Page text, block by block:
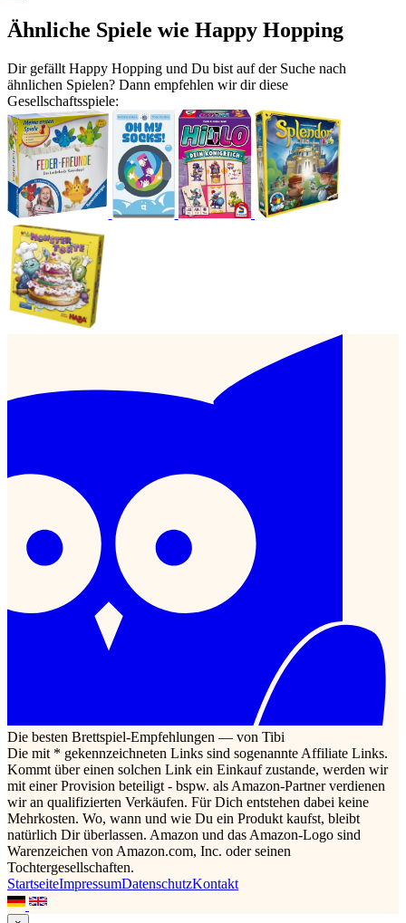
Ähnliche Spiele wie Happy Hopping
Dir gefällt Happy Hopping und Du bist auf der Suche nach
ähnlichen Spielen? Dann empfehlen wir dir diese
Gesellschaftsspiele:
Die besten Brettspiel-Empfehlungen — von Tibi
Die mit * gekennzeichneten Links sind sogenannte Affiliate Links.
Kommt über einen solchen Link ein Einkauf zustande, werden wir
mit einer Provision beteiligt - bspw. als Amazon-Partner verdienen
wir an qualifizierten Verkäufen. Für Dich entstehen dabei keine
Mehrkosten. Wo, wann und wie Du ein Produkt kaufst, bleibt
natürlich Dir überlassen. Amazon und das Amazon-Logo sind
Warenzeichen von Amazon.com, Inc. oder seinen
Tochtergesellschaften.
StartseiteImpressumDatenschutzKontakt